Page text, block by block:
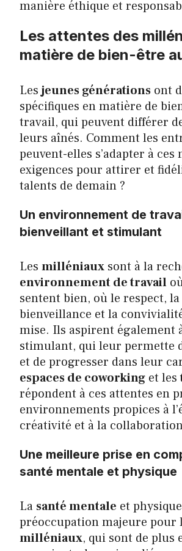
manière éthique et
Les attentes des
matière de bien-être
Lesjeunes générations ont
spécifiques en matière de
travail, qui peuvent différer
leurs aînés. Comment les
peuvent-elles s’adapter à ces
exigences pour attirer et
talents de demain ?
Un environnement de
bienveillant et stimulant
Les milléniaux sont à la
environnement de travail
sentent bien, où le respect, la
bienveillance et la
mise. Ils aspirent également
stimulant, qui leur permette
et de progresser dans leur
espaces de coworking et les
répondent à ces attentes en
environnements propices à
créativité et à la
Une meilleure prise en
santé mentale et physique
La santé mentale et
préoccupation majeure pour
milléniaux, qui sont de plus